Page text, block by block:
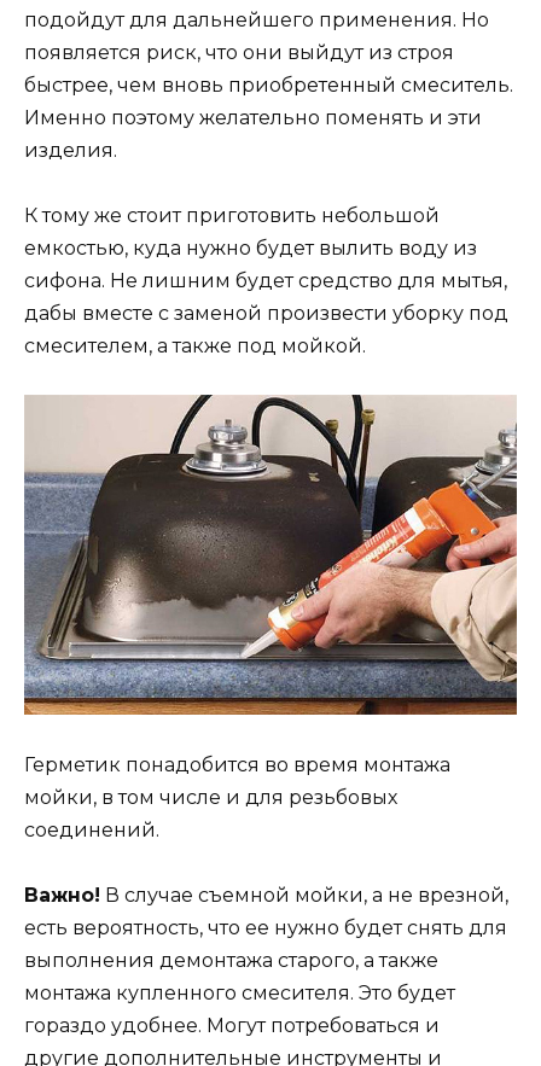
подойдут для дальнейшего применения. Но
появляется риск, что они выйдут из строя
быстрее, чем вновь приобретенный смеситель.
Именно поэтому желательно поменять и эти
изделия.
К тому же стоит приготовить небольшой
емкостью, куда нужно будет вылить воду из
сифона. Не лишним будет средство для мытья,
дабы вместе с заменой произвести уборку под
смесителем, а также под мойкой.
Герметик понадобится во время монтажа
мойки, в том числе и для резьбовых
соединений.
Важно! В случае съемной мойки, а не врезной,
есть вероятность, что ее нужно будет снять для
выполнения демонтажа старого, а также
монтажа купленного смесителя. Это будет
гораздо удобнее. Могут потребоваться и
другие дополнительные инструменты и